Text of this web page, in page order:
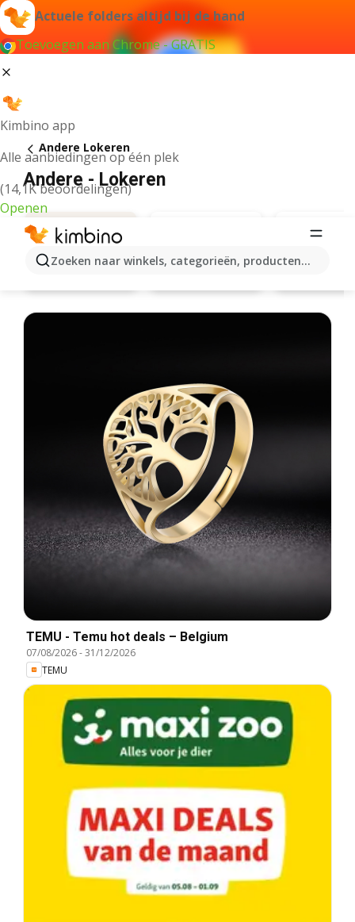
Actuele folders altijd bij de hand
Toevoegen aan Chrome - GRATIS
Kimbino app
Alle aanbiedingen op één plek
(14,1K beoordelingen)
Openen
Zoeken naar winkels, categorieën, producten...
Andere Lokeren
Andere - Lokeren
Hema
TEMU - Temu hot deals – Belgium
07/08/2026-31/12/2026
TEMU